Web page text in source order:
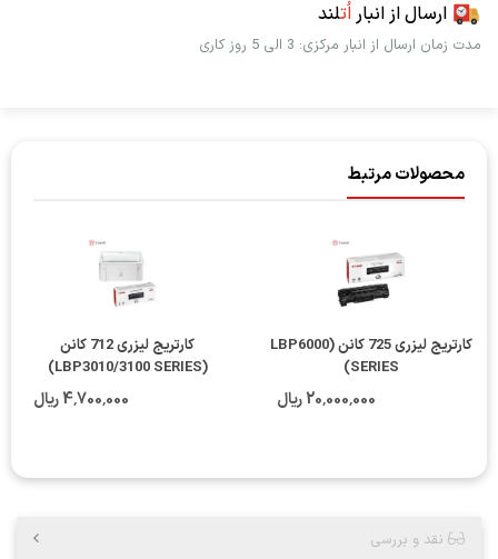
ارسال از انباراُتلند
مدت زمان ارسال از انبار مرکزی: 3 الی 5 روز کاری
محصولات مرتبط
کارتریج لیزری 725 کانن (LBP6000
SERIES)
20٬000٬000 ریال
کارتریج لیزری 712 کانن
(LBP3010/3100 SERIES)
4٬700٬000 ریال
نقد و بررسی